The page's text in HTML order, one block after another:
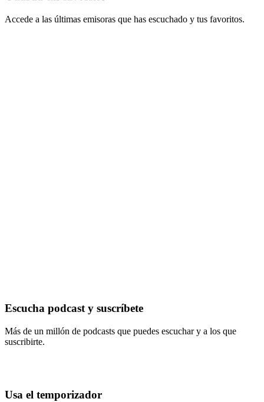
Accede a las últimas emisoras que has escuchado y tus favoritos.
Escucha podcast y suscríbete
Más de un millón de podcasts que puedes escuchar y a los que
suscribirte.
Usa el temporizador